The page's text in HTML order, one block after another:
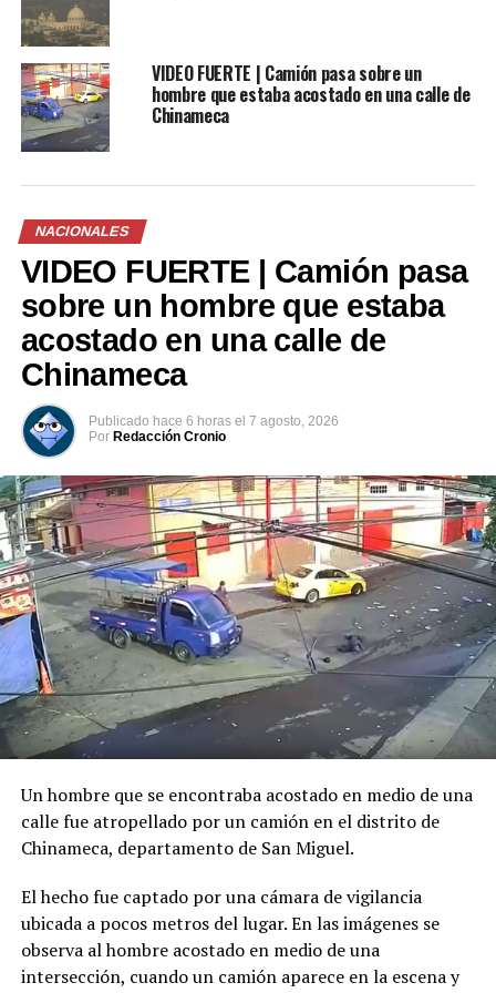
12 julio, 2018
En «Nacionales»
En «Nacionales»
a El Salvador esta
madrugada de viernes
20 mayo, 2022
En «Nacionales»
RELATED TOPICS: BOMBEROS
PROTECCIÓN CIVIL
SISMO DE 5.1 GRADOS
UP NEXT
Manuel “El Chino” Flores critica la captura de Norman
Quijano
DON'T MISS
VIDEO | Denuncian a motorista de la ruta 328 por negar
transporte a adulto mayor
VIDEO FUERTE | Camión pasa sobre un
hombre que estaba acostado en una calle de
Chinameca
NACIONALES
VIDEO FUERTE | Camión pasa
sobre un hombre que estaba
acostado en una calle de
Chinameca
Publicado hace 6 horas el 7 agosto, 2026
Por Redacción Cronio
Un hombre que se encontraba acostado en medio de una
calle fue atropellado por un camión en el distrito de
Chinameca, departamento de San Miguel.
El hecho fue captado por una cámara de vigilancia
ubicada a pocos metros del lugar. En las imágenes se
observa al hombre acostado en medio de una
intersección, cuando un camión aparece en la escena y